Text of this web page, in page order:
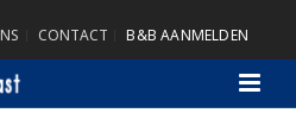
CONTACT B&B AANMELDEN